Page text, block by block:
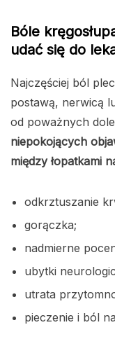
Bóle
udać się do
Najczęściej ból
postawą, nerwicą
od poważnych
niepokojących
między łopatkami
odkrztuszanie
gorączka;
nadmierne
ubytki
utrata
pieczenie i ból